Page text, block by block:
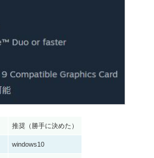
推奨（勝手に決めた）
windows10